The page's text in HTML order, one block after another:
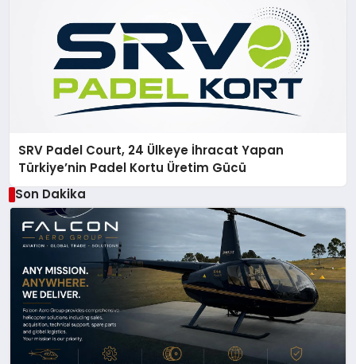
SRV Padel Court, 24 Ülkeye İhracat Yapan
Türkiye’nin Padel Kortu Üretim Gücü
Son Dakika